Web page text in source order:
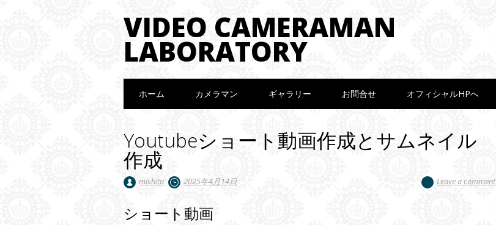
VIDEO CAMERAMAN
LABORATORY
Main menu
ホーム カメラマン ギャラリー お問合せ オフィシャルHPへ
Youtubeショート動画作成とサムネイル
作成
mishita 2025年4月14日 Leave a comment
ショート動画